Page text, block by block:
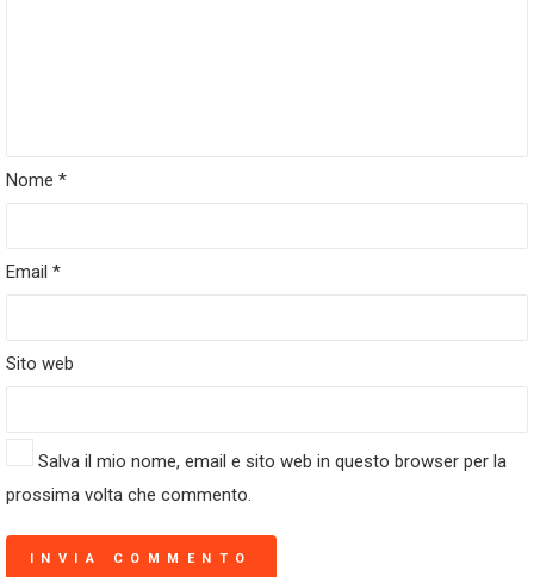
Nome *
Email *
Sito web
Salva il mio nome, email e sito web in questo browser per la
prossima volta che commento.